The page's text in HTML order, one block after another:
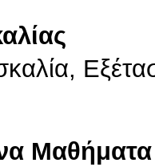
Μαθήματα